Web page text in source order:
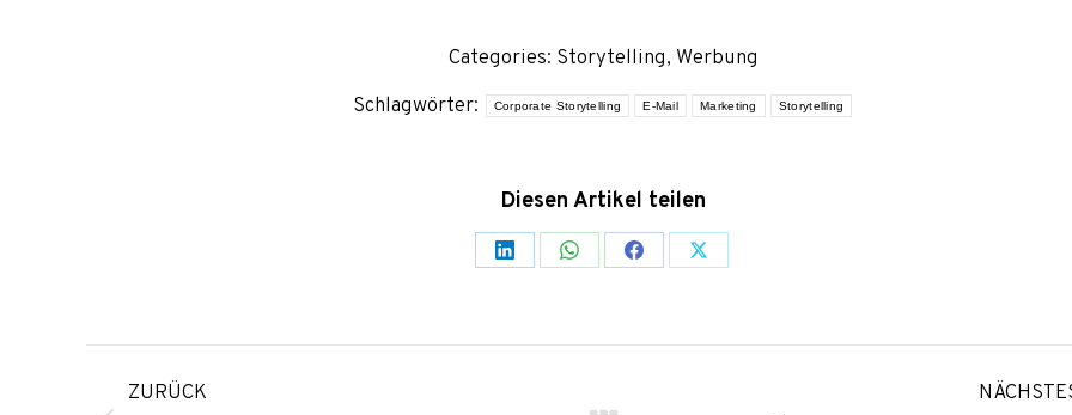
Categories: Storytelling, Werbung
Schlagwörter:
Corporate Storytelling E-Mail Marketing Storytelling
Diesen Artikel teilen
Share Share Share Share
ZURÜCK